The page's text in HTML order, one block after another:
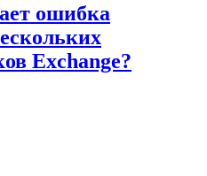
ошибка
Exchange?